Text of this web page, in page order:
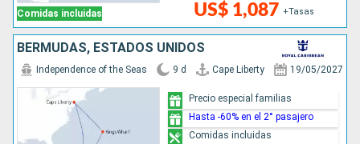
Comidas incluidas US$ 1,087 +Tasas
BERMUDAS, ESTADOS UNIDOS
Independence of the Seas 9 d Cape Liberty 19/05/2027
Precio especial familias
Hasta -60% en el 2° pasajero
Comidas incluidas